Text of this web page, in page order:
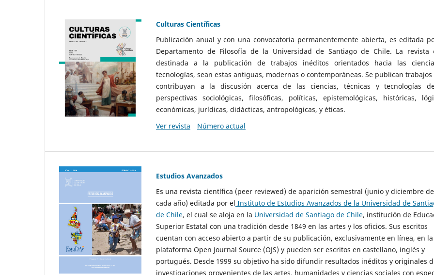
Culturas Científicas
Publicación anual y con una convocatoria permanentemente abierta, es editada
Departamento de Filosofía de la Universidad de Santiago de Chile. La revista
destinada a la publicación de trabajos inéditos orientados hacia las
tecnologías, sean estas antiguas, modernas o contemporáneas. Se publican
contribuyan a la discusión acerca de las ciencias, técnicas y tecnologías
perspectivas sociológicas, filosóficas, políticas, epistemológicas, históricas,
económicas, jurídicas, didácticas, antropológicas, y éticas.
Ver revista
Número actual
Estudios Avanzados
Es una revista científica (peer reviewed) de aparición semestral (junio y diciembre de
cada año) editada por el Instituto de Estudios Avanzados de la Universidad de
de Chile, el cual se aloja en la Universidad de Santiago de Chile, institución de
Superior Estatal con una tradición desde 1849 en las artes y los oficios. Sus escritos
cuentan con acceso abierto a partir de su publicación, exclusivamente en línea, en la
plataforma Open Journal Source (OJS) y pueden ser escritos en castellano, inglés y
portugués. Desde 1999 su objetivo ha sido difundir resultados inéditos y originales
investigaciones provenientes de las artes, humanidades y ciencias sociales con